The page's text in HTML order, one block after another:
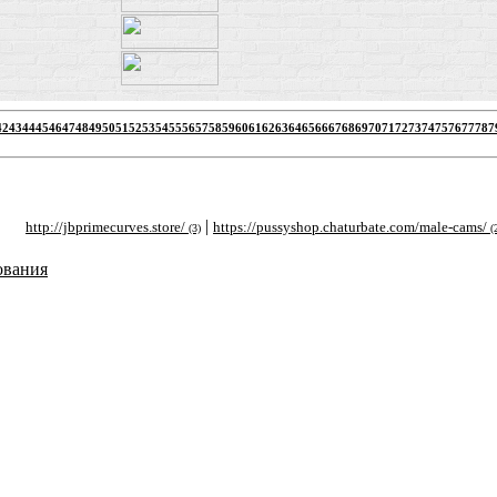
434445464748495051525354555657585960616263646566676869707172737475767778
jbprimecurves.store/(3)|https://pussyshop.chaturbate.com/male-cams/(2)|